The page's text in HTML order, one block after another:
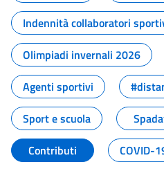
Indennità collaboratori
Olimpiadi invernali 2026
Agenti sportivi
Sport e scuola
Contributi
COVID-